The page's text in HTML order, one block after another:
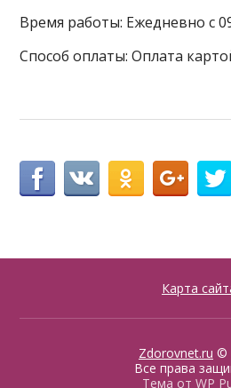
Время работы: Ежедневно с
Способ оплаты: Оплата
Карта
Zdorovnet.ru ©
Все права
Тема от WP